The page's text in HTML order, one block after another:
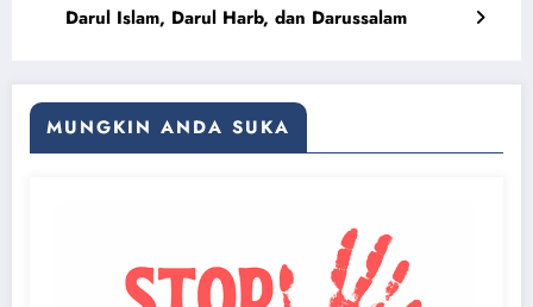
Darul Islam, Darul Harb, dan Darussalam
MUNGKIN ANDA SUKA